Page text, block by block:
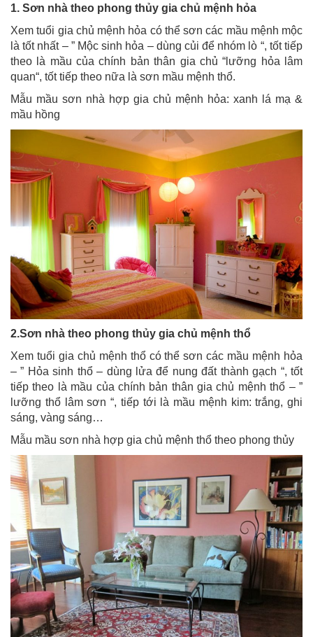
1. Sơn nhà theo phong thủy gia chủ mệnh hỏa
Xem tuổi gia chủ mệnh hỏa có thể sơn các mầu mệnh mộc
là tốt nhất – ” Mộc sinh hỏa – dùng củi để nhóm lò “, tốt tiếp
theo là mầu của chính bản thân gia chủ “lưỡng hỏa lâm
quan“, tốt tiếp theo nữa là sơn mầu mệnh thổ.
Mẫu mầu sơn nhà hợp gia chủ mệnh hỏa: xanh lá mạ &
mầu hồng
2.Sơn nhà theo phong thủy gia chủ mệnh thổ
Xem tuổi gia chủ mệnh thổ có thể sơn các mầu mệnh hỏa
– ” Hỏa sinh thổ – dùng lửa để nung đất thành gạch “, tốt
tiếp theo là mầu của chính bản thân gia chủ mệnh thổ – ”
lưỡng thổ lâm sơn “, tiếp tới là mầu mệnh kim: trắng, ghi
sáng, vàng sáng…
Mẫu mầu sơn nhà hợp gia chủ mệnh thổ theo phong thủy